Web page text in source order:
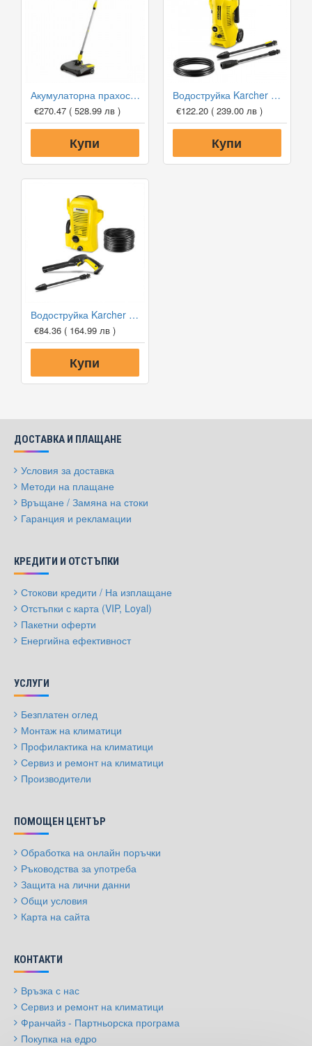
Акумулаторна прахосмукачка Karcher EB 30/1 Li-Ion
€270.47 ( 528.99 лв )
Купи
Водоструйка Karcher K2 Power Control
€122.20 ( 239.00 лв )
Купи
Водоструйка Karcher K2 OPP
€84.36 ( 164.99 лв )
Купи
ДОСТАВКА И ПЛАЩАНЕ
Условия за доставка
Методи на плащане
Връщане / Замяна на стоки
Гаранция и рекламации
КРЕДИТИ И ОТСТЪПКИ
Стокови кредити / На изплащане
Отстъпки с карта (VIP, Loyal)
Пакетни оферти
Енергийна ефективност
УСЛУГИ
Безплатен оглед
Монтаж на климатици
Профилактика на климатици
Сервиз и ремонт на климатици
Производители
ПОМОЩЕН ЦЕНТЪР
Обработка на онлайн поръчки
Ръководства за употреба
Защита на лични данни
Общи условия
Карта на сайта
КОНТАКТИ
Връзка с нас
Сервиз и ремонт на климатици
Франчайз - Партньорска програма
Покупка на едро